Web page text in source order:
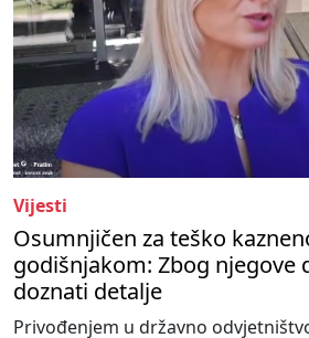
Vijesti
Osumnjičen za teško
godišnjakom: Zbog njegove
doznati detalje
Privođenjem u državno